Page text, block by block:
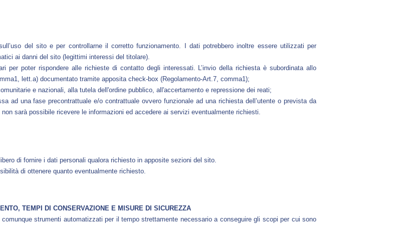
del sito e per controllarne il corretto funzionamento. I dati potrebbero inoltre essere utilizzati per
ai danni del sito (legittimi interessi del titolare).
per poter rispondere alle richieste di contatto degli interessati. L’invio della richiesta è subordinata allo
lett.a) documentato tramite apposita check-box (Regolamento-Art.7, comma1);
e nazionali, alla tutela dell'ordine pubblico, all'accertamento e repressione dei reati;
ad una fase precontrattuale e/o contrattuale ovvero funzionale ad una richiesta dell’utente o prevista da
sarà possibile ricevere le informazioni ed accedere ai servizi eventualmente richiesti.
di fornire i dati personali qualora richiesto in apposite sezioni del sito.
di ottenere quanto eventualmente richiesto.
TEMPI DI CONSERVAZIONE E MISURE DI SICUREZZA
strumenti automatizzati per il tempo strettamente necessario a conseguire gli scopi per cui sono